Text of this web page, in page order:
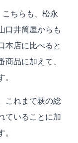
こちらも、松永
口井筒屋からも
本店に比べると
商品に加えて、
。
これまで萩の総
ていることに加
。